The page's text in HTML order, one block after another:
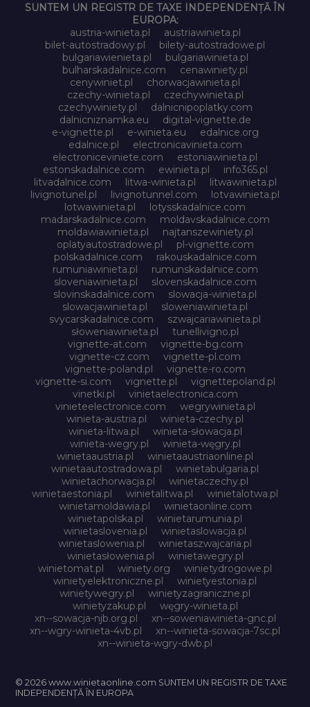
SUNTEM UN REGISTR DE TAXE INDEPENDENȚĂ ÎN
EUROPA:
austria-winieta.pl
austriawinieta.pl
bilet-autostradowy.pl
bilety-autostradowe.pl
bulgariawienieta.pl
bulgariawinieta.pl
bulharskadalnice.com
cenawiniety.pl
cenywiniet.pl
chorwacjawinieta.pl
czechy-winieta.pl
czechywinieta.pl
czechywiniety.pl
dalnicnipoplatky.com
dalnicniznamka.eu
digital-vignette.de
e-vignette.pl
e-winieta.eu
edalnice.org
edalnice.pl
electronicavinieta.com
electroniceviniete.com
estoniawinieta.pl
estonskadalnice.com
ewinieta.pl
info365.pl
litvadalnice.com
litwa-winieta.pl
litwawinieta.pl
livignotunel.pl
livignotunnel.com
lotvawinieta.pl
lotwawinieta.pl
lotysskadalnice.com
madarskadalnice.com
moldavskadalnice.com
moldawiawinieta.pl
najtanszewiniety.pl
oplatyautostradowe.pl
pl-vignette.com
polskadalnice.com
rakouskadalnice.com
rumuniawinieta.pl
rumunskadalnice.com
sloveniawinieta.pl
slovenskadalnice.com
slovinskadalnice.com
slowacja-winieta.pl
slowacjawinieta.pl
sloweniawinieta.pl
svycarskadalnice.com
szwajcariawinieta.pl
słoweniawinieta.pl
tunellivigno.pl
vignette-at.com
vignette-bg.com
vignette-cz.com
vignette-pl.com
vignette-poland.pl
vignette-ro.com
vignette-si.com
vignette.pl
vignettepoland.pl
vinetki.pl
vinietaelectronica.com
vinieteelectronice.com
wegrywinieta.pl
winieta-austria.pl
winieta-czechy.pl
winieta-litwa.pl
winieta-słowacja.pl
winieta-wegry.pl
winieta-węgry.pl
winietaaustria.pl
winietaaustriaonline.pl
winietaautostradowa.pl
winietabulgaria.pl
winietachorwacja.pl
winietaczechy.pl
winietaestonia.pl
winietalitwa.pl
winietalotwa.pl
winietamoldawia.pl
winietaonline.com
winietapolska.pl
winietarumunia.pl
winietaslovenia.pl
winietaslowacja.pl
winietaslowenia.pl
winietaszwajcaria.pl
winietasłowenia.pl
winietawegry.pl
winietomat.pl
winiety.org
winietydrogowe.pl
winietyelektroniczne.pl
winietyestonia.pl
winietywegry.pl
winietyzagraniczne.pl
winietyzakup.pl
węgry-winieta.pl
xn--sowacja-njb.org.pl
xn--soweniawinieta-gnc.pl
xn--wgry-winieta-4vb.pl
xn--winieta-sowacja-7sc.pl
xn--winieta-wgry-dwb.pl
© 2026 www.winietaonline.com SUNTEM UN REGISTR DE TAXE
INDEPENDENȚĂ ÎN EUROPA